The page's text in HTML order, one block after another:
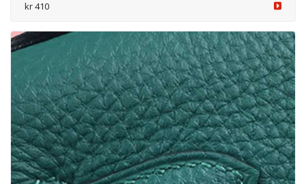
6002702 /kläder från LOEWE & ON
Prisförfrågan